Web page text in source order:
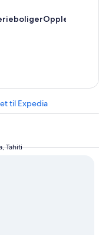
Opplevelser
til Expedia
Tahiti